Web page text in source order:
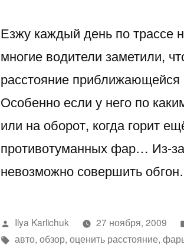
Езжу каждый день по трассе
многие водители заметили,
расстояние приближающейся
Особенно если у него по
или на оборот, когда горит
противотуманных фар… Из-за
невозможно совершить
Написано
автором
Ilya Karlichuk 27 ноября, 2009
Метки:
авто,обзор,оценить расстояние,